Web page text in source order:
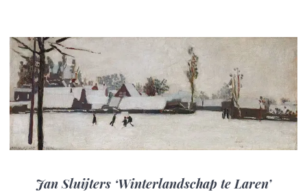
Jan Sluijters ‘Winterlandschap te Laren’